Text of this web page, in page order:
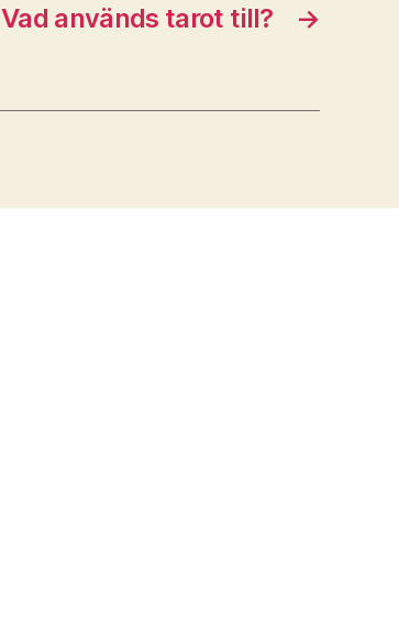
→
Vad används tarot till?